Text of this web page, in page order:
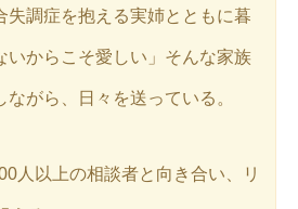
失調症を抱える実姉とともに暮
いからこそ愛しい」そんな家族
がら、日々を送っている。
人以上の相談者と向き合い、リ